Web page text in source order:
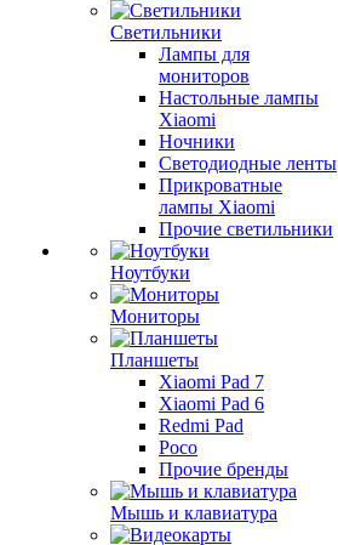
Светильники
Лампы для
мониторов
Настольные лампы
Xiaomi
Ночники
Светодиодные ленты
Прикроватные
лампы Xiaomi
Прочие светильники
Ноутбуки
Мониторы
Планшеты
Xiaomi Pad 7
Xiaomi Pad 6
Redmi Pad
Poco
Прочие бренды
Мышь и клавиатура